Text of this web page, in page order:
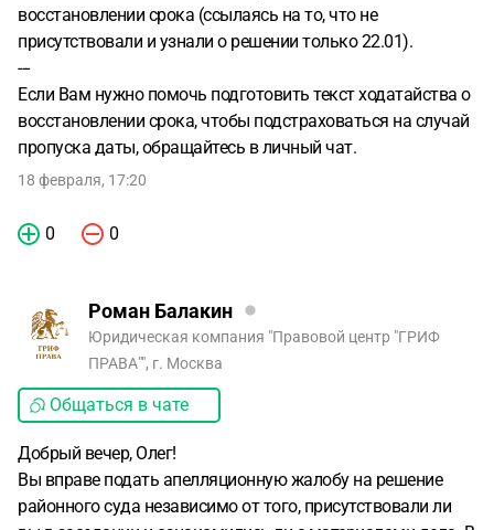
восстановлении срока (ссылаясь на то, что не
присутствовали и узнали о решении только 22.01).
---
Если Вам нужно помочь подготовить текст ходатайства о
восстановлении срока, чтобы подстраховаться на случай
пропуска даты, обращайтесь в личный чат.
18 февраля, 17:20
0 0
Роман Балакин
Юридическая компания "Правовой центр "ГРИФ
ПРАВА"", г. Москва
Общаться в чате
Добрый вечер, Олег!
Вы вправе подать апелляционную жалобу на решение
районного суда независимо от того, присутствовали ли